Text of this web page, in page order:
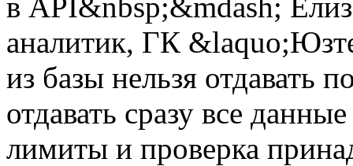
аналитик, ГК
из базы нельзя отдавать
отдавать сразу все
лимиты и проверка